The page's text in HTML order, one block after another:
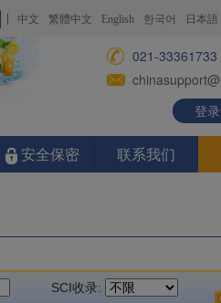
中文 繁體中文 English 한국어 日本語
021-
登录
安全保密 联系我们
SCI收录: